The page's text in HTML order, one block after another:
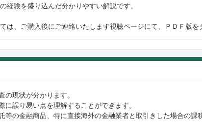
経験を盛り込んだ分かりやすい解説です。
は、ご購入後にご連絡いたします視聴ページにて、ＰＤＦ版を
現状が分かります。
誤り易い点を理解することができます。
の金融商品、特に直接海外の金融業者と取引きした場合の課